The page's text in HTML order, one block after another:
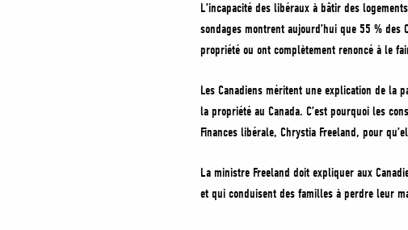
L’incapacité des libéraux à bâtir des
sondages montrent aujourd’hui que 55 %
propriété ou ont complètement renoncé à le
Les Canadiens méritent une explication de la
la propriété au Canada. C’est pourquoi les
Finances libérale, Chrystia Freeland, pour
La ministre Freeland doit expliquer aux
et qui conduisent des familles à perdre leur